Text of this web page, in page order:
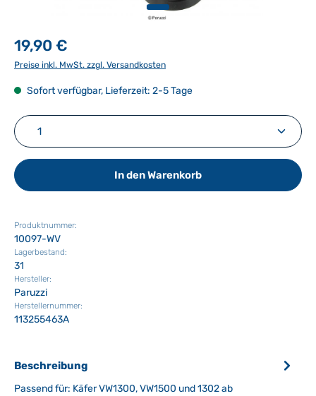
19,90 €
Preise inkl. MwSt. zzgl. Versandkosten
Sofort verfügbar, Lieferzeit: 2-5 Tage
Produkt Anzahl: Gib den gewünschten Wert ein
In den Warenkorb
Produktnummer:
10097-WV
Lagerbestand:
31
Hersteller:
Paruzzi
Herstellernummer:
113255463A
Beschreibung
Passend für: Käfer VW1300, VW1500 und 1302 ab